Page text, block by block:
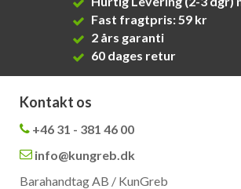
Fast fragtpris: 59 kr
2 års garanti
60 dages retur
Kontakt os
+46 31 - 381 46 00
info@kungreb.dk
Barahandtag AB / KunGreb